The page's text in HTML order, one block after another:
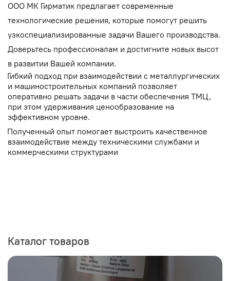
ООО МК Гирматик предлагает современные
технологические решения, которые помогут решить
узкоспециализированные задачи Вашего производства.
Доверьтесь профессионалам и достигните новых высот
в развитии Вашей компании.
Гибкий подход при взаимодействии с металлургических
и машиностроительных компаний позволяет
оперативно решать задачи в части обеспечения ТМЦ,
при этом удерживания ценообразование на
эффективном уровне.
Полученный опыт помогает выстроить качественное
взаимодействие между техническими службами и
коммерческими структурами
Каталог товаров